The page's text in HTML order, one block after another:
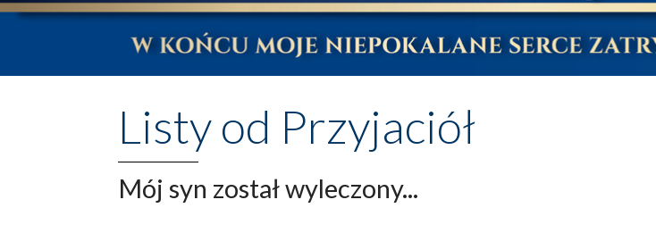
Listy od Przyjaciół
Mój syn został wyleczony...